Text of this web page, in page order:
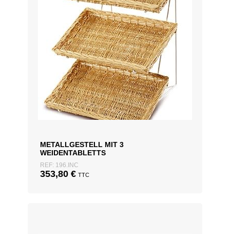
METALLGESTELL MIT 3
WEIDENTABLETTS
REF: 196.INC
353,80 € TTC